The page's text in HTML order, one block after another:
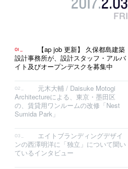
FRI
【ap job 更新】 久保都島建築
設計事務所が、設計スタッフ・アルバ
イト及びオープンデスクを募集中
元木大輔 / Daisuke Motogi
Architectureによる、東京・墨田区
の、賃貸用ワンルームの改修「Nest
Sumida Park」
エイトブランディングデザイ
ンの西澤明洋に「独立」について聞い
ているインタビュー